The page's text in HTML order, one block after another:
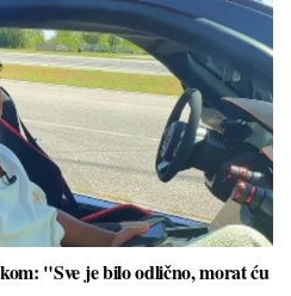
"Sve je bilo odlično, morat ću